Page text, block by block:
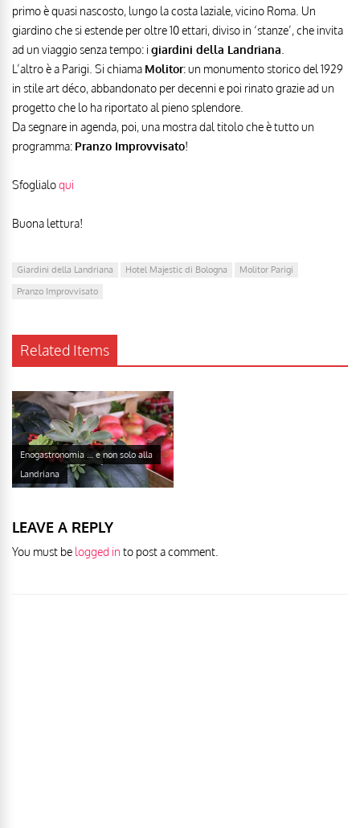
primo è quasi nascosto, lungo la costa laziale, vicino Roma. Un
giardino che si estende per oltre 10 ettari, diviso in ‘stanze’, che invita
ad un viaggio senza tempo: i giardini della Landriana.
L’altro è a Parigi. Si chiama Molitor: un monumento storico del 1929
in stile art déco, abbandonato per decenni e poi rinato grazie ad un
progetto che lo ha riportato al pieno splendore.
Da segnare in agenda, poi, una mostra dal titolo che è tutto un
programma: Pranzo Improvvisato!
Sfoglialoqui
Buona lettura!
Giardini della Landriana Hotel Majestic di Bologna
Molitor Parigi
Pranzo Improvvisato
Related Items
Enogastronomia … e non solo alla
Landriana
LEAVE A REPLY
You must be logged in to post a comment.